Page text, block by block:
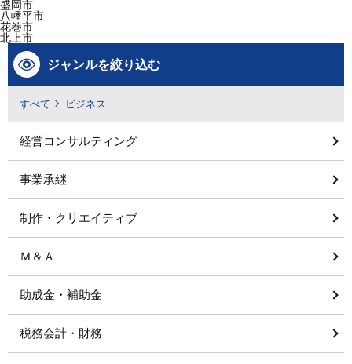
盛岡市
八幡平市
花巻市
北上市
ジャンルを絞り込む
すべて ビジネス
経営コンサルティング
事業承継
制作・クリエイティブ
Ｍ＆Ａ
助成金・補助金
税務会計・財務